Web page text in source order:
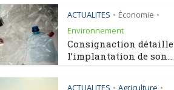
ACTUALITES • Économie •
Environnement
Consignaction détaille
l’implantation de son...
ACTUALITES • Agriculture •